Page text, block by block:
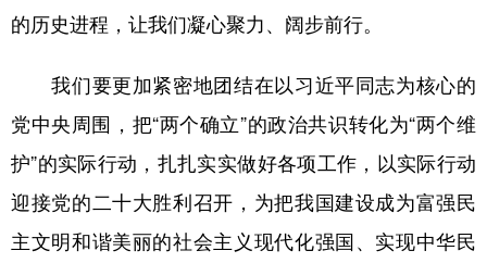
的历史进程，让我们凝心聚力、阔步前行。
我们要更加紧密地团结在以习近平同志为核心的
党中央周围，把“两个确立”的政治共识转化为“两个维
护”的实际行动，扎扎实实做好各项工作，以实际行动
迎接党的二十大胜利召开，为把我国建设成为富强民
主文明和谐美丽的社会主义现代化强国、实现中华民